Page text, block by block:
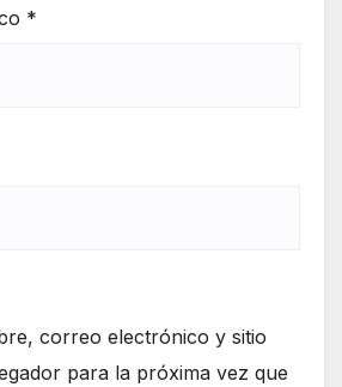
*
correo electrónico y sitio
para la próxima vez que